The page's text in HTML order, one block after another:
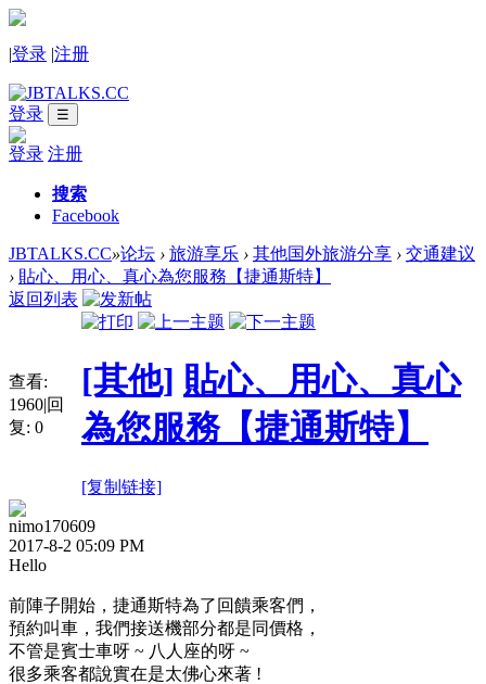
|登录 |注册
登录 ☰
登录 注册
搜索
Facebook
JBTALKS.CC»论坛 › 旅游享乐 › 其他国外旅游分享 › 交通建议
› 貼心、用心、真心為您服務【捷通斯特】
返回列表
查看:
1960|回
复: 0
[其他] 貼心、用心、真心
為您服務【捷通斯特】
[复制链接]
nimo170609
2017-8-2 05:09 PM
Hello
前陣子開始，捷通斯特為了回饋乘客們，
預約叫車，我們接送機部分都是同價格，
不管是賓士車呀 ~ 八人座的呀 ~
很多乘客都說實在是太佛心來著 !